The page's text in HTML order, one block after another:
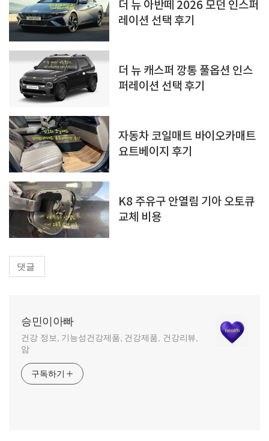
더 뉴 아반떼 2026 모던 인스퍼
레이션 선택 후기
더 뉴 캐스퍼 깡통 풀옵션 인스
퍼레이션 선택 후기
자동차 코일매트 바이오카매트
요트베이지 후기
K8 주유구 안열림 기아 오토큐
교체 비용
댓글
승민이아빠
건강 정보, 기능성건강제품, 건강제품, 건강리뷰,
암
구독하기